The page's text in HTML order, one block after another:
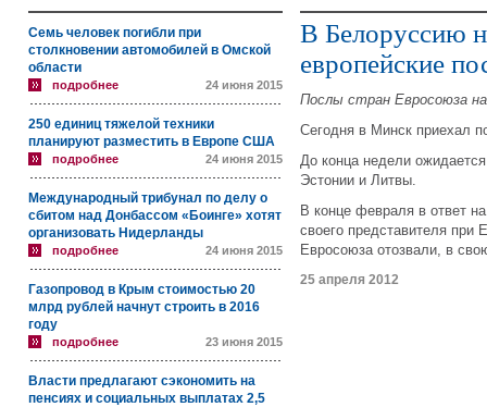
Семь человек погибли при
столкновении автомобилей в Омской
области
подробнее 24 июня 2015
250 единиц тяжелой техники
планируют разместить в Европе США
подробнее 24 июня 2015
Международный трибунал по делу о
сбитом над Донбассом «Боинге» хотят
организовать Нидерланды
подробнее 24 июня 2015
Газопровод в Крым стоимостью 20
млрд рублей начнут строить в 2016
году
подробнее 23 июня 2015
Власти предлагают сэкономить на
пенсиях и социальных выплатах 2,5
В Белоруссию
европейские
Послы стран Евросоюза
Сегодня в Минск приехал
До конца недели
Эстонии и Литвы.
В конце февраля в ответ
своего представителя
Евросоюза отозвали, в
25 апреля 2012